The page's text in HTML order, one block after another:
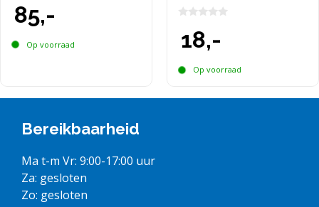
v
a85,-
Op voorraad
v18,-
Op voorraad
Bereikbaarheid
Ma t-m Vr: 9:00-17:00 uur
Za: gesloten
Zo: gesloten